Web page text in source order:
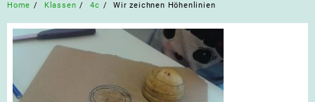
Home Klassen 4c Wir zeichnen Höhenlinien